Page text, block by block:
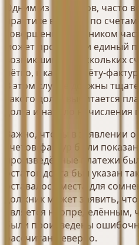
Одним из вопросов, часто
практике в долгах по
совершение должником
может произвести единый
возникшим из нескольких
чётко, к какому счёту-
В этом случае должны
какого долга вычитается
долга и начало начисления
Важно, чтобы в заявлении
счетов-фактур были
произведённые платежи
остаток долга был указан
оставалось места для
должник может заявить,
является неопределённым,
были произведены
рассчитан неверно.